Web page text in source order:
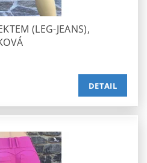
(LEG-JEANS),
DETAIL